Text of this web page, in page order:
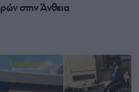
στην Άνθεια